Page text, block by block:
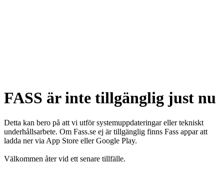
FASS är inte tillgänglig just nu
Detta kan bero på att vi utför systemuppdateringar eller tekniskt
underhållsarbete. Om Fass.se ej är tillgänglig finns Fass appar att
ladda ner via App Store eller Google Play.
Välkommen åter vid ett senare tillfälle.